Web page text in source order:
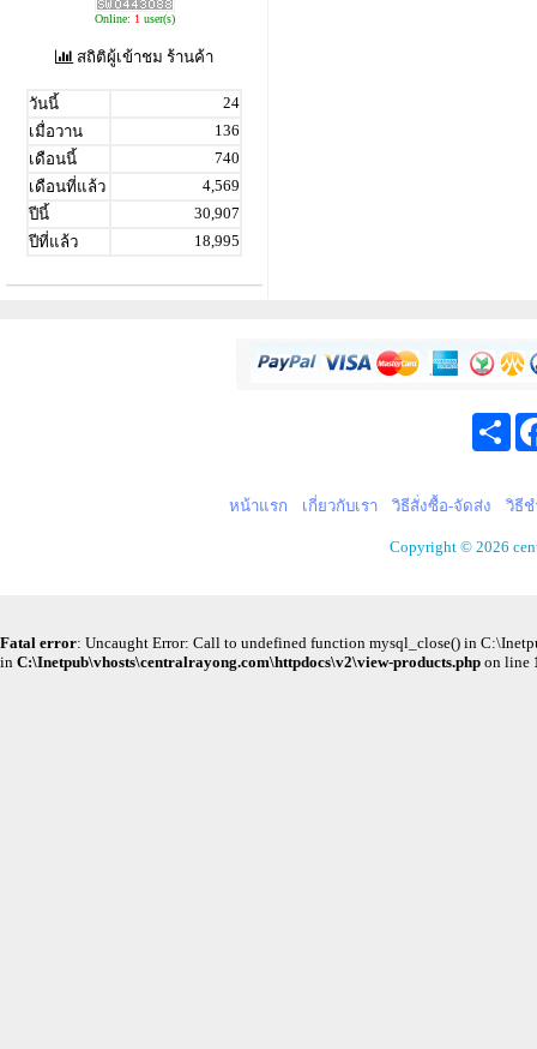
Online: 1 user(s)
สถิติผู้เข้าชม ร้านค้า
วันนี้
24
เมื่อวาน
136
เดือนนี้
740
เดือนที่แล้ว
4,569
ปีนี้
30,907
ปีที่แล้ว
18,995
หน้าแรก เกี่ยวกับเรา วิธีสั่งซื้อ-จัดส่ง วิธีช
Copyright © 2026
Fatal error: Uncaught Error: Call to undefined function mysql_close() in
in C:\Inetpub\vhosts\centralrayong.com\httpdocs\v2\view-products.php on line